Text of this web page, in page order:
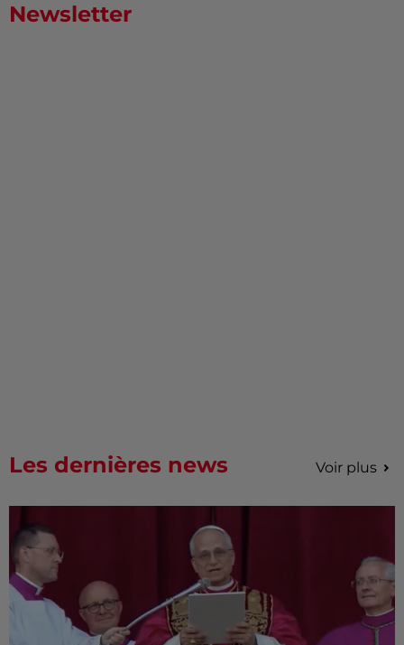
Newsletter
Les dernières news Voir plus